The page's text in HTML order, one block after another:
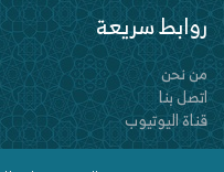
روابط سريعة
من نحن
اتصل بنا
قناة اليوتيوب